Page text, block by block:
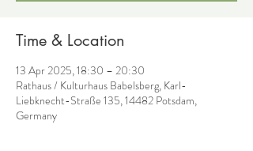
Time & Location
13 Apr 2025, 18:30 – 20:30
Rathaus / Kulturhaus Babelsberg, Karl-
Liebknecht-Straße 135, 14482 Potsdam,
Germany